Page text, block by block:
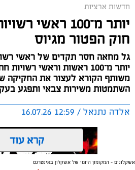
קרדיט: משטרת ישראל
החל משעות הבוקר (רביעי), החלו
הודעות טקסט לטלפונים הניידים
לכאורה כי עליהם לשלם דוח
חדשות ארציות
יותר מ־100
חוק הפטור מגיוס
גל מחאה חסר תקדים של ראשי
יותר מ־100 ראשות וראשי
משותף הקורא לעצור את החקיקה
השתמטות משירות צבאי ותפגע
אלדה נתנאל / 12:59 16.07.26
קרא עוד
אשקלונים - המקומון היומי של אשקלון באינטרנט